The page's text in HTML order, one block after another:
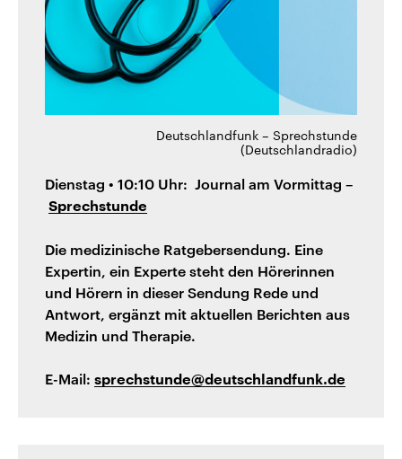
Deutschlandfunk – Sprechstunde
(Deutschlandradio)
Dienstag • 10:10 Uhr: Journal am Vormittag –
Sprechstunde
Die medizinische Ratgebersendung. Eine
Expertin, ein Experte steht den Hörerinnen
und Hörern in dieser Sendung Rede und
Antwort, ergänzt mit aktuellen Berichten aus
Medizin und Therapie.
E-Mail: sprechstunde@deutschlandfunk.de